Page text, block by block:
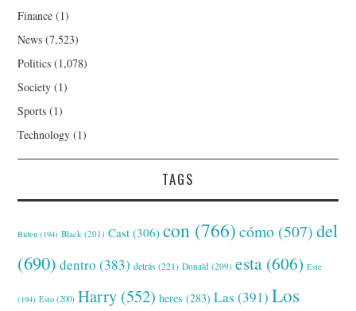
Finance (1)
News (7,523)
Politics (1,078)
Society (1)
Sports (1)
Technology (1)
TAGS
Biden (194) Black (201) Cast (306) con (766) cómo (507) del
(690) dentro (383) detrás (221) Donald (209) esta (606) Este
(194) Esto (200) Harry (552) heres (283) Las (391) Los